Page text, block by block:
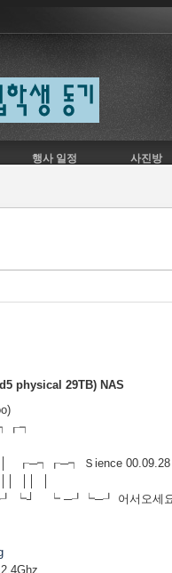
행사 일정 사진방
physical 29TB) NAS
Ｓience 00.09.28
││ │
┕ ─┚┕─┚ 어서오세